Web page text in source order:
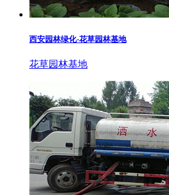
西安园林绿化-花草园林基地
花草园林基地